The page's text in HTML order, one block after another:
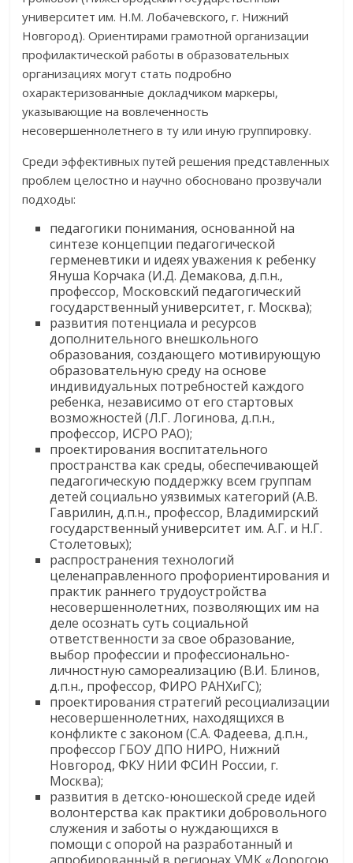
университет им. Н.М. Лобачевского, г. Нижний
Новгород). Ориентирами грамотной организации
профилактической работы в образовательных
организациях могут стать подробно
охарактеризованные докладчиком маркеры,
указывающие на вовлеченность
несовершеннолетнего в ту или иную группировку.
Среди эффективных путей решения представленных
проблем целостно и научно обосновано прозвучали
подходы:
педагогики понимания, основанной на
синтезе концепции педагогической
герменевтики и идеях уважения к ребенку
Януша Корчака (И.Д. Демакова, д.п.н.,
профессор, Московский педагогический
государственный университет, г. Москва);
развития потенциала и ресурсов
дополнительного внешкольного
образования, создающего мотивирующую
образовательную среду на основе
индивидуальных потребностей каждого
ребенка, независимо от его стартовых
возможностей (Л.Г. Логинова, д.п.н.,
профессор, ИСРО РАО);
проектирования воспитательного
пространства как среды, обеспечивающей
педагогическую поддержку всем группам
детей социально уязвимых категорий (А.В.
Гаврилин, д.п.н., профессор, Владимирский
государственный университет им. А.Г. и Н.Г.
Столетовых);
распространения технологий
целенаправленного профориентирования и
практик раннего трудоустройства
несовершеннолетних, позволяющих им на
деле осознать суть социальной
ответственности за свое образование,
выбор профессии и профессионально-
личностную самореализацию (В.И. Блинов,
д.п.н., профессор, ФИРО РАНХиГС);
проектирования стратегий ресоциализации
несовершеннолетних, находящихся в
конфликте с законом (С.А. Фадеева, д.п.н.,
профессор ГБОУ ДПО НИРО, Нижний
Новгород, ФКУ НИИ ФСИН России, г.
Москва);
развития в детско-юношеской среде идей
волонтерства как практики добровольного
служения и заботы о нуждающихся в
помощи с опорой на разработанный и